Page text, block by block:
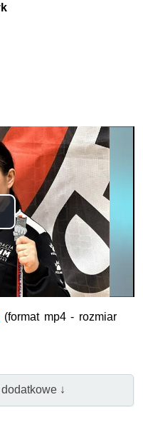
(format mp4 - rozmiar
↓